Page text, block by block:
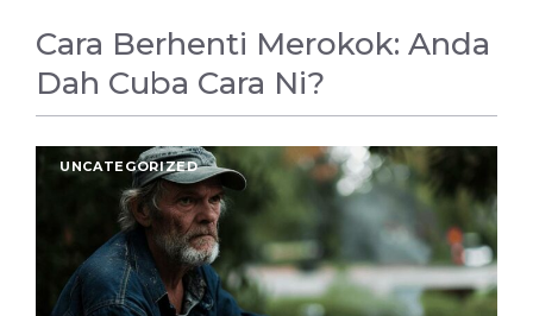
Cara Berhenti Merokok: Anda
Dah Cuba Cara Ni?
UNCATEGORIZED